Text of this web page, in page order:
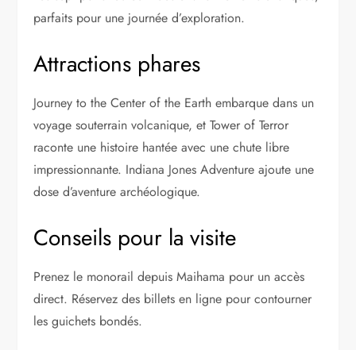
parfaits pour une journée d’exploration.
Attractions phares
Journey to the Center of the Earth embarque dans un
voyage souterrain volcanique, et Tower of Terror
raconte une histoire hantée avec une chute libre
impressionnante. Indiana Jones Adventure ajoute une
dose d’aventure archéologique.
Conseils pour la visite
Prenez le monorail depuis Maihama pour un accès
direct. Réservez des billets en ligne pour contourner
les guichets bondés.